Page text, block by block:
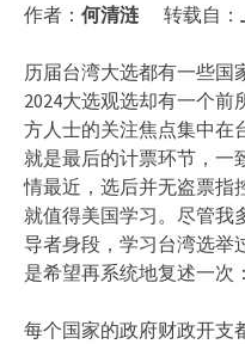
作者： 何清涟 转载自：
历届台湾大选都有一些国
2024大选观选却有一个
方人士的关注焦点集中在
就是最后的计票环节，一
情最近，选后并无盗票指
就值得美国学习。尽管我
导者身段，学习台湾选举
是希望再系统地复述一次
每个国家的政府财政开支